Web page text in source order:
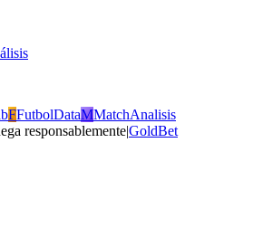
FFutbolDataMMatchAnalisis
responsablemente|GoldBet